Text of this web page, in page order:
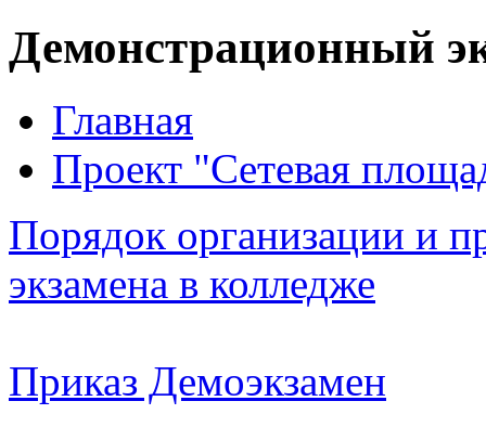
Демонстрационный
Главная
Проект "Сетевая
Порядок организации и
экзамена в колледже
Приказ Демоэкзамен